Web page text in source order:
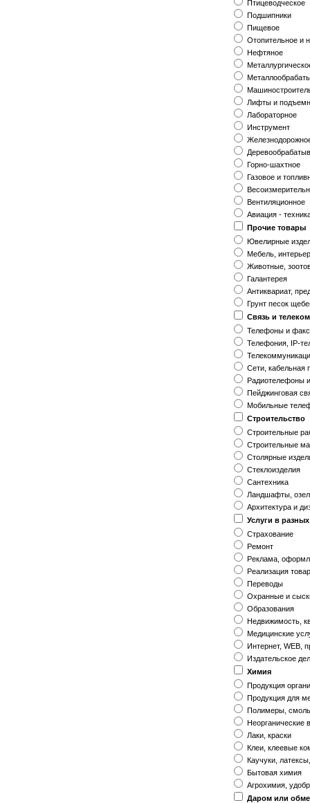
Птицеводческое
Подшипники
Пищевое
Отопительное и
Нефтяное
Лифты и
Лабораторное
Инструмент
Горно-шахтное
Газовое и
Вентиляционное
Авиация -
Прочие товары
Ювелирные
Мебель,
Животные,
Галантерея
Антиквариат,
Грунт песок
Связь и
Телефоны и
Телефония, IP-
Сети, кабельная
Радиотелефоны
Пейджинговая
Мобильные
Строительство
Строительные
Строительные
Столярные
Стеклоизделия
Сантехника
Ландшафты,
Архитектура и
Услуги в
Страхование
Ремонт
Реклама,
Реализация
Переводы
Охранные и
Образования
Недвижимость,
Медицинские
Интернет, WEB,
Издательское
Химия
Продукция
Продукция для
Полимеры,
Неорганические
Лаки, краски
Клеи, клеевые
Каучуки,
Бытовая химия
Агрохимия,
Даром или